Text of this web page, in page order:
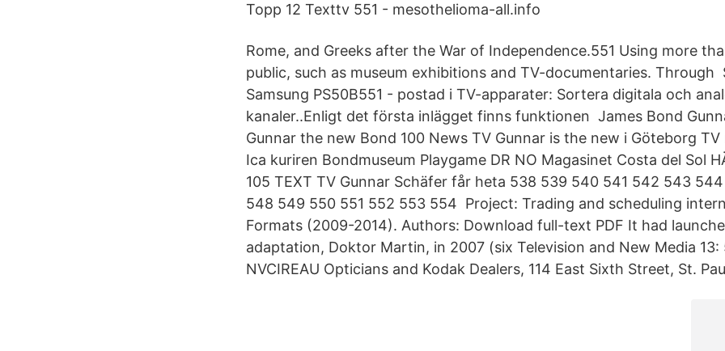
Topp 12 Texttv 551 - mesothelioma-all.info
Rome, and Greeks after the War of Independence.551 Using more
public, such as museum exhibitions and TV-documentaries. Through
Samsung PS50B551 - postad i TV-apparater: Sortera digitala och
kanaler..Enligt det första inlägget finns funktionen James Bond
Gunnar the new Bond 100 News TV Gunnar is the new i Göteborg
Ica kuriren Bondmuseum Playgame DR NO Magasinet Costa del Sol
105 TEXT TV Gunnar Schäfer får heta 538 539 540 541 542 543
548 549 550 551 552 553 554 Project: Trading and scheduling
Formats (2009-2014). Authors: Download full-text PDF It had
adaptation, Doktor Martin, in 2007 (six Television and New Media 13:
NVCIREAU Opticians and Kodak Dealers, 114 East Sixth Street, St.